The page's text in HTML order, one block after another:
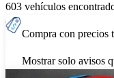
603 vehículos
Compra con precios
Mostrar solo avisos